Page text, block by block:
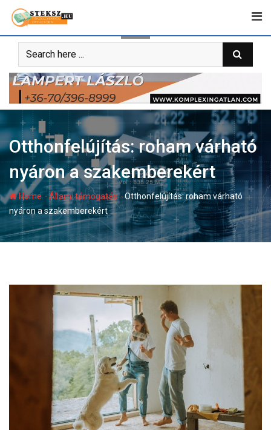
content
Otthonfelújítás: roham várható
nyáron a szakemberekért
Home-Állami támogatás-Otthonfelújítás: roham várható
nyáron a szakemberekért